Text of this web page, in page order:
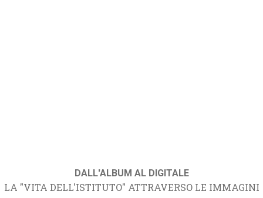
DALL'ALBUM AL DIGITALE
LA "VITA DELL'ISTITUTO" ATTRAVERSO LE IMMAGINI